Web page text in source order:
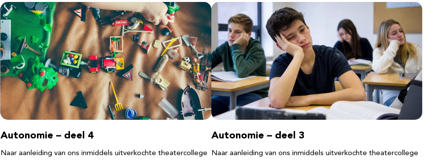
Autonomie – deel 4
Naar aanleiding van ons inmiddels uitverkochte theatercollege
Autonomie – deel 3
Naar aanleiding van ons inmiddels uitverkochte theatercollege